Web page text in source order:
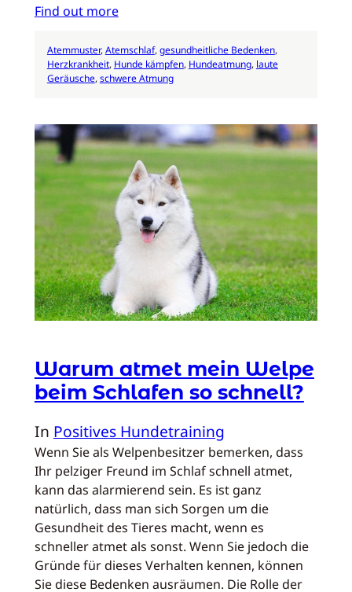
Find out more
Atemmuster, Atemschlaf, gesundheitliche Bedenken
Herzkrankheit, Hunde kämpfen, Hundeatmung, laute
Geräusche, schwere Atmung
Warum atmet mein Welpe
beim Schlafen so schnell?
In Positives Hundetraining
Wenn Sie als Welpenbesitzer bemerken, dass
Ihr pelziger Freund im Schlaf schnell atmet,
kann das alarmierend sein. Es ist ganz
natürlich, dass man sich Sorgen um die
Gesundheit des Tieres macht, wenn es
schneller atmet als sonst. Wenn Sie jedoch die
Gründe für dieses Verhalten kennen, können
Sie diese Bedenken ausräumen. Die Rolle der